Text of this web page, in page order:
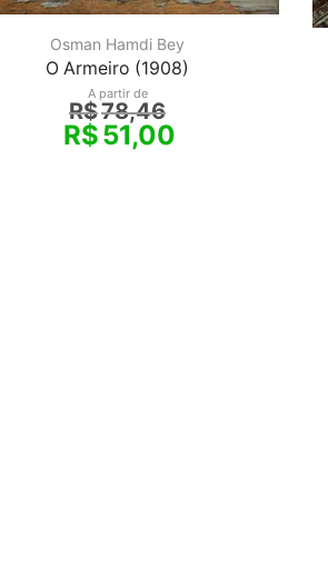
Osman Hamdi Bey
O Armeiro (1908)
A partir de
R$78,46
R$51,00